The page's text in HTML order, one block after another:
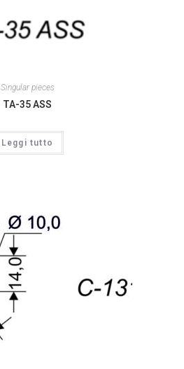
Singular pieces
TA-35 ASS
Leggi tutto